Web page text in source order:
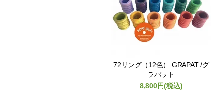
72リング（12色） GRAPAT /グ
ラパット
8,800円(税込)